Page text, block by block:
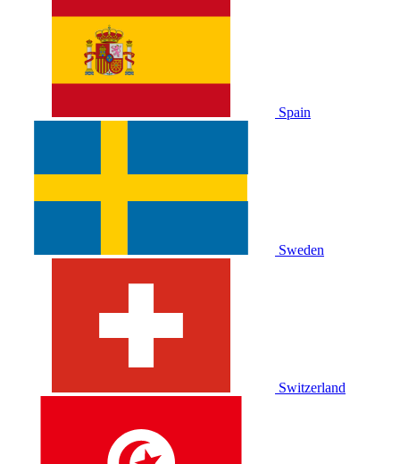
Spain
Sweden
Switzerland